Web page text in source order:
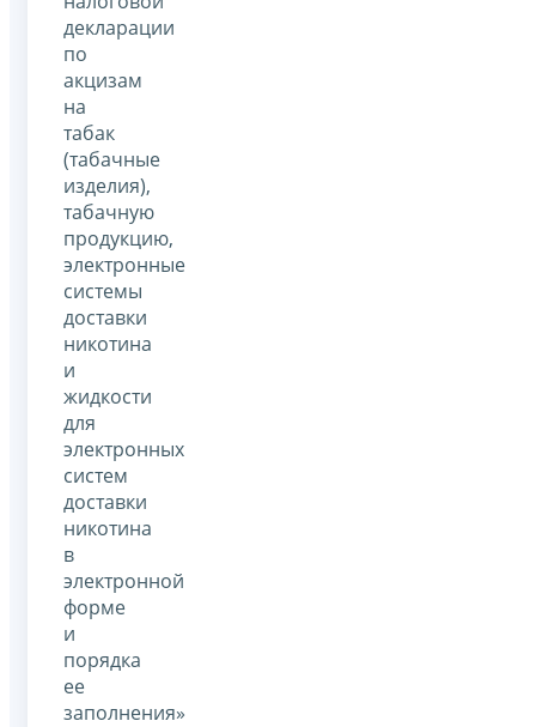
декларации
по
акцизам
на
табак
(табачные
изделия),
табачную
продукцию,
электронные
системы
доставки
никотина
и
жидкости
для
электронных
систем
доставки
никотина
в
электронной
форме
и
порядка
ее
заполнения»